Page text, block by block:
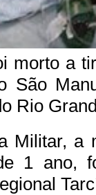
morto a
São
Rio
Militar, a
1 ano,